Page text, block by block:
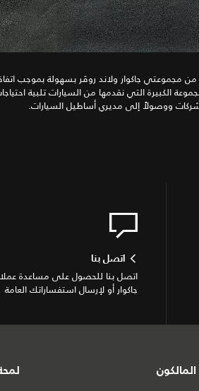
من مجموعتي جاكوار ولاند روڤر بسهولة بموجب
الكبيرة التي نقدمها من السيارات تلبية
ووصولاً إلى مديري أساطيل السيارات.
اتصل بنا
اتصل بنا للحصول على مساعدة
جاكوار أو لإرسال استفساراتك العامة
المالكون